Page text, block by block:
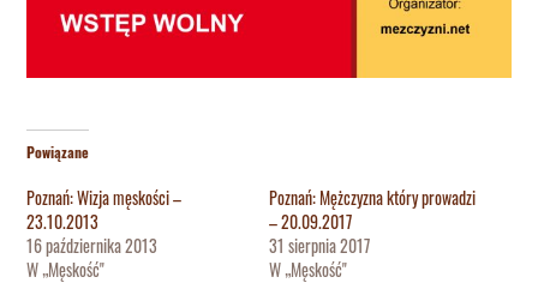
Powiązane
Poznań: Wizja męskości –
23.10.2013
16 października 2013
W „Męskość"
Poznań: Mężczyzna który prowadzi
– 20.09.2017
31 sierpnia 2017
W „Męskość"